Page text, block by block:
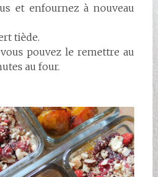
et enfournez à nouveau
tiède.
pouvez le remettre au
au four.